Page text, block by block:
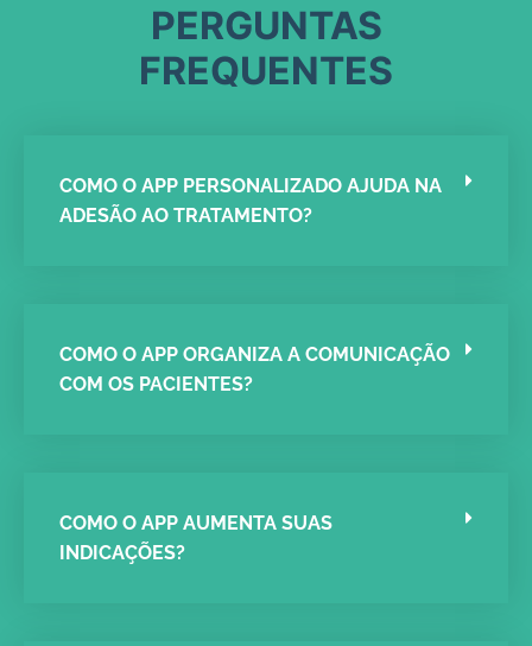
PERGUNTAS
FREQUENTES
COMO O APP PERSONALIZADO AJUDA NA
ADESÃO AO TRATAMENTO?
COMO O APP ORGANIZA A COMUNICAÇÃO
COM OS PACIENTES?
COMO O APP AUMENTA SUAS
INDICAÇÕES?